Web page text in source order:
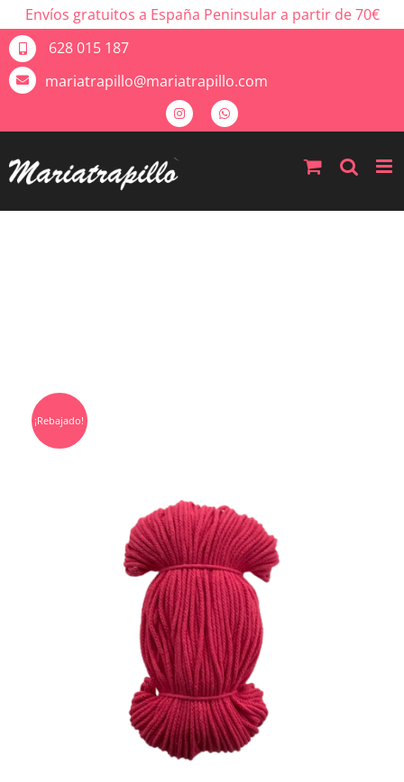
Envíos gratuitos a España Peninsular a partir de 70€
628 015 187
mariatrapillo@mariatrapillo.com
¡Rebajado!